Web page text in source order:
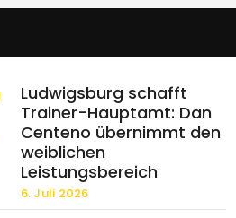
Ludwigsburg schafft
Trainer-Hauptamt: Dan
Centeno übernimmt den
weiblichen
Leistungsbereich
6. Juli 2026